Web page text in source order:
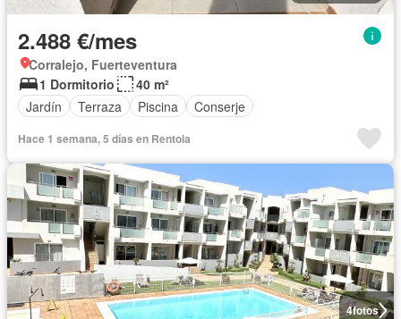
2.488 €/mes
Corralejo, Fuerteventura
1 Dormitorio
40 m²
Jardín
Terraza Piscina Conserje
Hace 1 semana, 5 días en Rentola
4fotos